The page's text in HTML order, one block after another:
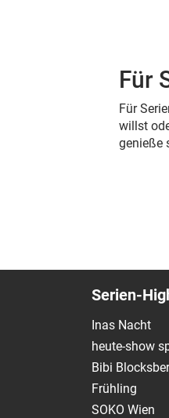
Für
Für
willst
genieße
Serien-
Inas Nacht
heute-show
Bibi
Frühling
SOKO Wien